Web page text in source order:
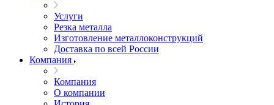
Услуги
Резка металла
Изготовление металлоконструкций
Доставка по всей России
Компания
Компания
О компании